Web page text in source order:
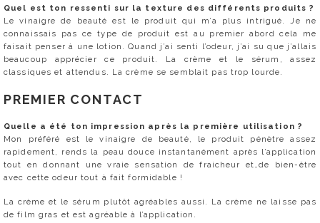
Quel est ton ressenti sur la texture des différents produits ?
Le vinaigre de beauté est le produit qui m’a plus intrigué. Je ne
connaissais pas ce type de produit est au premier abord cela me
faisait penser à une lotion. Quand j’ai senti l’odeur, j’ai su que j’allais
beaucoup apprécier ce produit. La crème et le sérum, assez
classiques et attendus. La crème se semblait pas trop lourde.
PREMIER CONTACT
Quelle a été ton impression après la première utilisation ?
Mon préféré est le vinaigre de beauté, le produit pénètre assez
rapidement, rends la peau douce instantanément après l’application
tout en donnant une vraie sensation de fraicheur et…de bien-être
avec cette odeur tout à fait formidable !
La crème et le sérum plutôt agréables aussi. La crème ne laisse pas
de film gras et est agréable à l’application.